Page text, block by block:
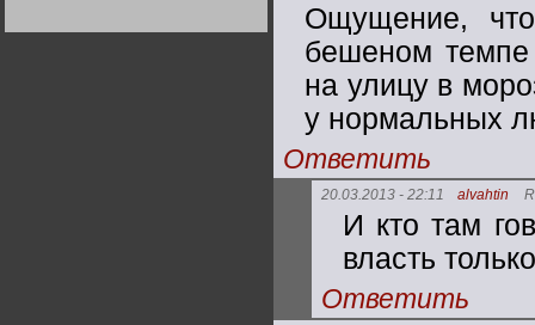
Ощущение,
бешеном
на улицу в
у нормальных
Ответить
20.03.2013 - 22:11 alvahtin
И кто там
власть
Ответить